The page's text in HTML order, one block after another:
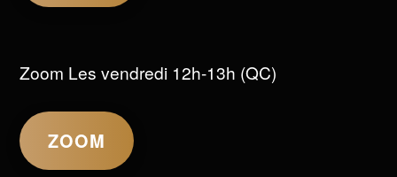
Zoom Les vendredi 12h-13h (QC)
ZOOM